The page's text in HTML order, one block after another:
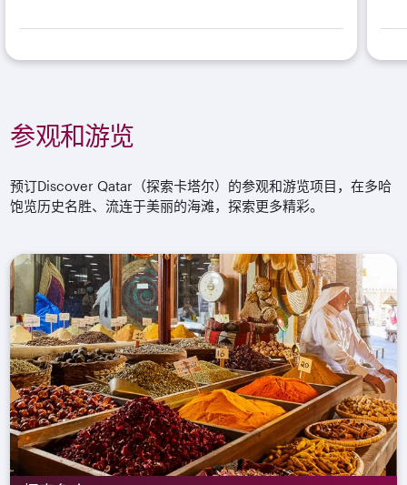
参观和游览
预订Discover Qatar（探索卡塔尔）的参观和游览项目，在多哈
饱览历史名胜、流连于美丽的海滩，探索更多精彩。